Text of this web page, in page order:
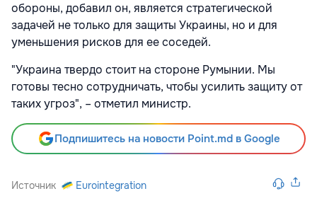
обороны, добавил он, является стратегической
задачей не только для защиты Украины, но и для
уменьшения рисков для ее соседей.
"Украина твердо стоит на стороне Румынии. Мы
готовы тесно сотрудничать, чтобы усилить защиту от
таких угроз", – отметил министр.
Подпишитесь на новости Point.md в Google
Источник Eurointegration